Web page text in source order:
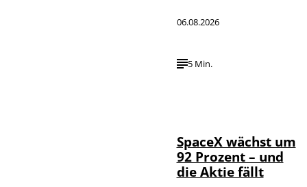
06.08.2026
5 Min.
SpaceX wächst um
92 Prozent – und
die Aktie fällt